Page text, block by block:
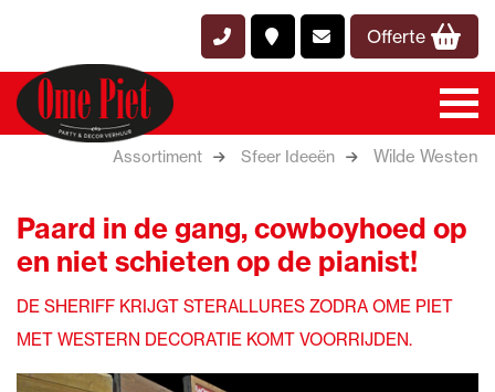
Offerte
Assortiment Sfeer Ideeën Wilde Westen
Paard in de gang, cowboyhoed op
en niet schieten op de pianist!
DE SHERIFF KRIJGT STERALLURES ZODRA OME PIET
MET WESTERN DECORATIE KOMT VOORRIJDEN.